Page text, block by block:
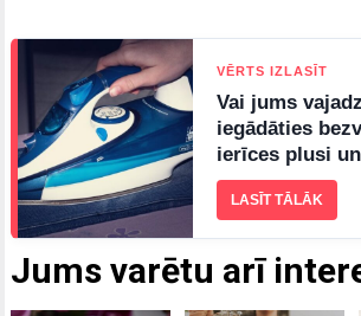
Jums varētu arī
VĒRTS IZLASĪT
Vai jums
iegādāties
ierīces plusi
LASĪT TĀLĀK